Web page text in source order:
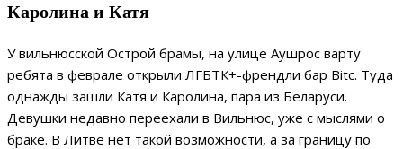
Каролина и Катя
У вильнюсской Острой брамы, на улице Аушрос варту
ребята в феврале открыли ЛГБТК+-френдли бар Bitc. Туда
однажды зашли Катя и Каролина, пара из Беларуси.
Девушки недавно переехали в Вильнюс, уже с мыслями о
браке. В Литве нет такой возможности, а за границу по